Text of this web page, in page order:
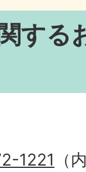
する
1221 （